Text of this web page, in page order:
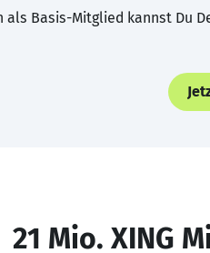
als Basis-Mitglied kannst Du
21 Mio. XING